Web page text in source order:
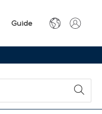
Guide